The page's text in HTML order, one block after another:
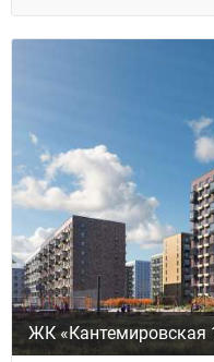
ЖК «Кантемировская